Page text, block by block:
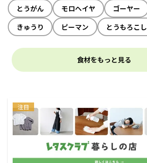
とうがん モロヘイヤ ゴーヤー
きゅうり
ピーマン とうもろこし
食材をもっと見る
注目